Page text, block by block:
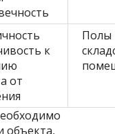
к
от
Полы
объекта,